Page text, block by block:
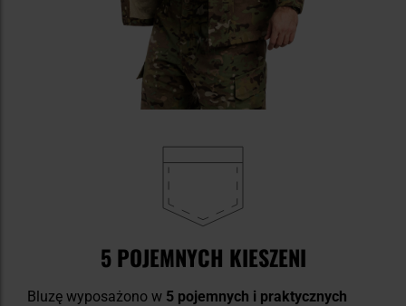
5 POJEMNYCH KIESZENI
Bluzę wyposażono w 5 pojemnych i praktycznych